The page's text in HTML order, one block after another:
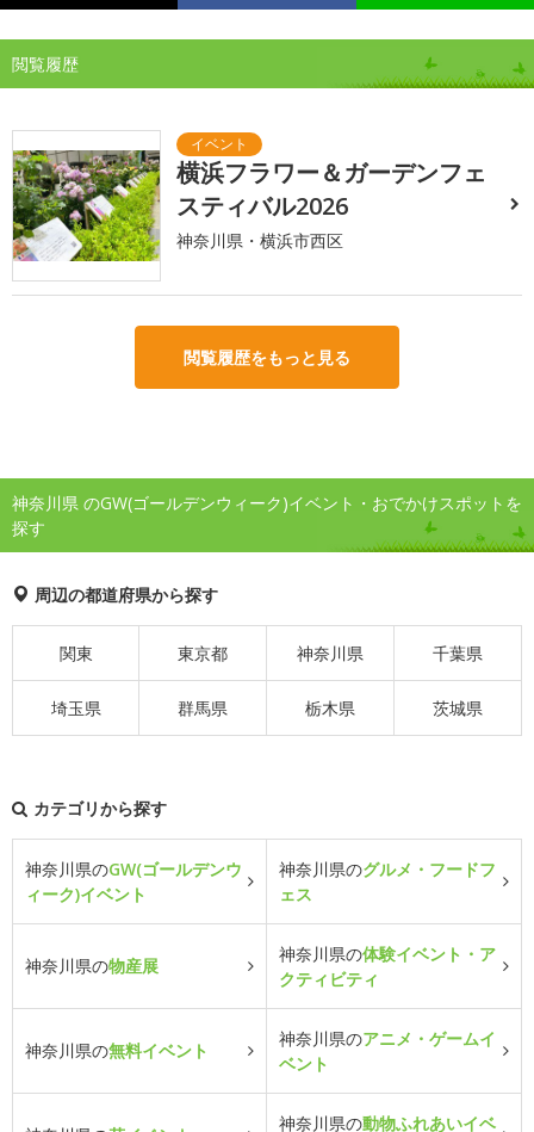
閲覧履歴
横浜フラワー＆ガーデンフェ
スティバル2026
神奈川県・横浜市西区
閲覧履歴をもっと見る
神奈川県 のGW(ゴールデンウィーク)イベント・おでかけスポットを
探す
周辺の都道府県から探す
関東 東京都 神奈川県 千葉県
埼玉県 群馬県 栃木県 茨城県
カテゴリから探す
神奈川県のGW(ゴールデンウ
ィーク)イベント
神奈川県のグルメ・フードフ
ェス
神奈川県の物産展
神奈川県の体験イベント・ア
クティビティ
神奈川県の無料イベント
神奈川県のアニメ・ゲームイ
ベント
神奈川県の動物ふれあいイベ